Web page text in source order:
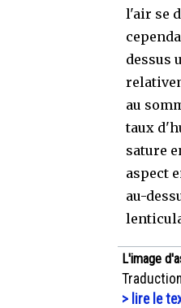
l'air se
dessus
au
taux
sature
aspect
au-
L'image
> lire le